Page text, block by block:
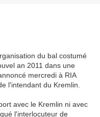
du bal costumé
an 2011 dans une
mercredi à RIA
l'intendant du Kremlin.
avec le Kremlin ni avec
l'interlocuteur de